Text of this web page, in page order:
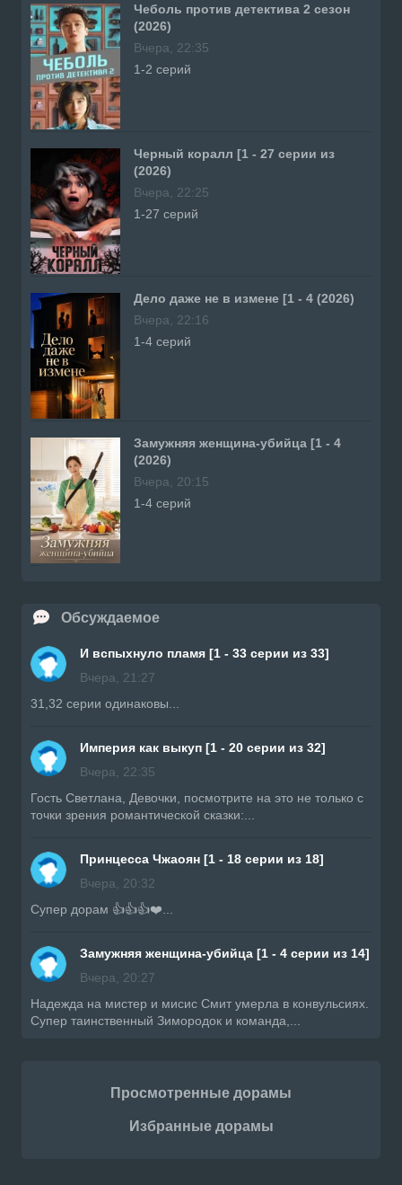
Чеболь против детектива 2 сезон
(2026)
Вчера, 22:35
1-2 серий
Черный коралл [1 - 27 серии из
(2026)
Вчера, 22:25
1-27 серий
Дело даже не в измене [1 - 4 (2026)
Вчера, 22:16
1-4 серий
Замужняя женщина-убийца [1 - 4
(2026)
Вчера, 20:15
1-4 серий
Обсуждаемое
И вспыхнуло пламя [1 - 33 серии из 33]
Вчера, 21:27
31,32 серии одинаковы...
Империя как выкуп [1 - 20 серии из 32]
Вчера, 22:35
Гость Светлана, Девочки, посмотрите на это не только с
точки зрения романтической сказки:...
Принцесса Чжаоян [1 - 18 серии из 18]
Вчера, 20:32
Супер дорам 👍👍👍❤️...
Замужняя женщина-убийца [1 - 4 серии из 14]
Вчера, 20:27
Надежда на мистер и мисис Смит умерла в конвульсиях.
Супер таинственный Зимородок и команда,...
Просмотренные дорамы
Избранные дорамы